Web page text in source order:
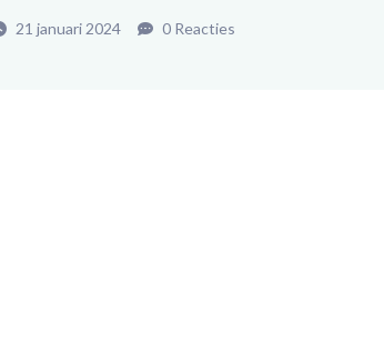
21 januari 2024 0 Reacties